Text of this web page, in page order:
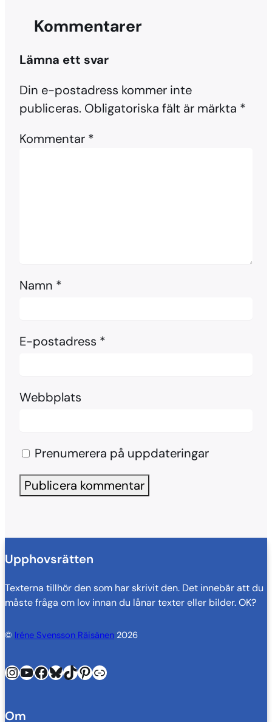
Kommentarer
Lämna ett svar
Din e-postadress kommer inte
publiceras. Obligatoriska fält är märkta *
Kommentar *
Namn *
E-postadress *
Webbplats
Prenumerera på uppdateringar
Upphovsrätten
Texterna tillhör den som har skrivit den. Det innebär att du
måste fråga om lov innan du lånar texter eller bilder. OK?
© Iréne Svensson Räisänen 2026
InstagramYouTube Facebook Bluesky TikTok Pinterest Länk
Om